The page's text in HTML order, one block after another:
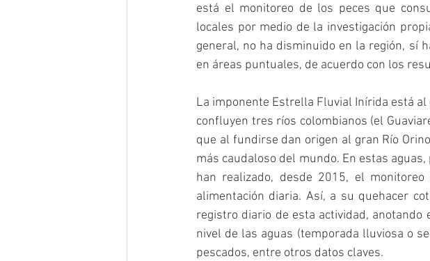
está el monitoreo de los peces que
locales por medio de la investigación
general, no ha disminuido en la región, sí
en áreas puntuales, de acuerdo con los
La imponente Estrella Fluvial Inírida está
confluyen tres ríos colombianos (el
que al fundirse dan origen al gran Río
más caudaloso del mundo. En estas
han realizado, desde 2015, el
alimentación diaria. Así, a su quehacer
registro diario de esta actividad,
nivel de las aguas (temporada lluviosa o
pescados, entre otros datos claves.